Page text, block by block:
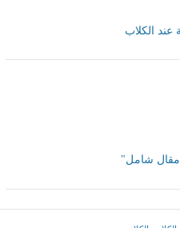
عند الكلاب
شامل"